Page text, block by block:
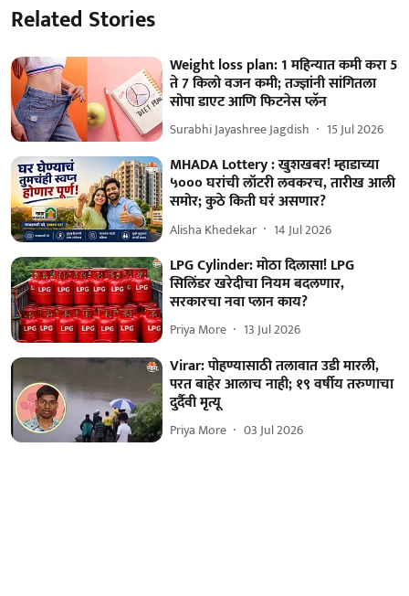
Related Stories
Weight loss plan: 1 महिन्यात कमी करा 5
ते 7 किलो वजन कमी; तज्ज्ञांनी सांगितला
सोपा डाएट आणि फिटनेस प्लॅन
Surabhi Jayashree Jagdish 15 Jul 2026
MHADA Lottery : खुशखबर! म्हाडाच्या
५००० घरांची लॉटरी लवकरच, तारीख आली
समोर; कुठे किती घरं असणार?
Alisha Khedekar 14 Jul 2026
LPG Cylinder: मोठा दिलासा! LPG
सिलिंडर खरेदीचा नियम बदलणार,
सरकारचा नवा प्लान काय?
Priya More 13 Jul 2026
Virar: पोहण्यासाठी तलावात उडी मारली,
परत बाहेर आलाच नाही; १९ वर्षीय तरुणाचा
दुर्दैवी मृत्यू
Priya More 03 Jul 2026